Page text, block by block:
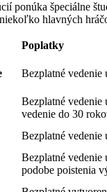
ponúka špeciálne
hlavných
Poplatky
Bezplatné vedenie
Bezplatné vedenie
vedenie do 30
Bezplatné vedenie
Bezplatné vedenie
podobe poistenia